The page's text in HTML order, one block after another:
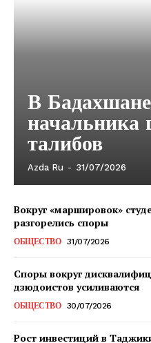
В
начальника
талибов
Azda Ru - 31/07/2026
Вокруг «маршировок»
разгорелись споры
ОБЩЕСТВО 31/07/2026
Споры вокруг
дзюдоистов усиливаются
ОБЩЕСТВО 30/07/2026
Рост инвестиций в